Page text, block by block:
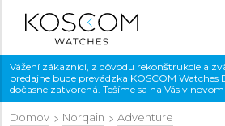
Vážení zákazníci, z dôvodu rekonštrukcie a
predajne bude prevádzka KOSCOM Watches
dočasne zatvorená. Tešíme sa na Vás v novom!
Domov Norqain
Adventure